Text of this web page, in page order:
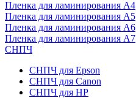
Пленка для ламинирования А4
Пленка для ламинирования А5
Пленка для ламинирования А6
Пленка для ламинирования А7
СНПЧ
СНПЧ для Epson
СНПЧ для Canon
СНПЧ для HP